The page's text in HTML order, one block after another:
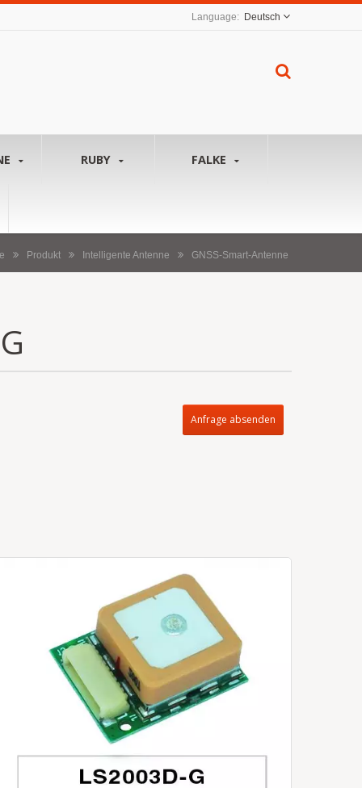
Deutsch
RUBY FALKE
Produkt Intelligente Antenne GNSS-Smart-Antenne
Anfrage absenden